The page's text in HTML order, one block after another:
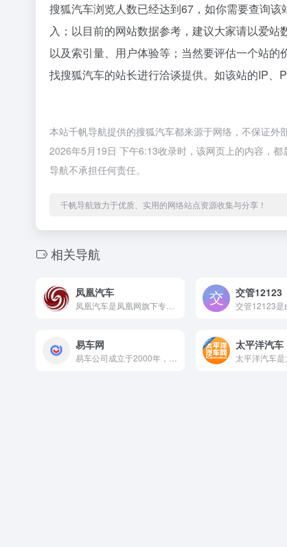
搜狐汽车浏览人数已经达到67，如你需要查询
入；以目前的网站数据参考，建议大家请以爱
以及索引量、用户体验等；当然要评估一个站
找搜狐汽车的站长进行洽谈提供。如该站的IP、
本站千帆导航提供的搜狐汽车都来源于网络，不保证
2026年5月19日 下午6:13收录时，该网页上的内容，
导航不承担任何责任。
千帆导航致力于优质、实用的网络站点资源收集与分享！
相关导航
凤凰汽车 交管12123
易车网 太平洋汽车